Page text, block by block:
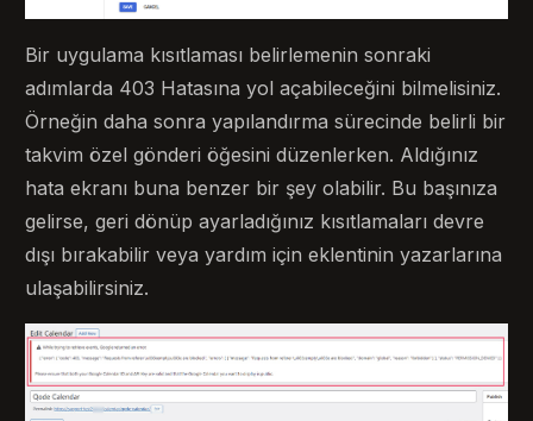
Bir uygulama kısıtlaması belirlemenin sonraki
adımlarda 403 Hatasına yol açabileceğini bilmelisiniz.
Örneğin daha sonra yapılandırma sürecinde belirli bir
takvim özel gönderi öğesini düzenlerken. Aldığınız
hata ekranı buna benzer bir şey olabilir. Bu başınıza
gelirse, geri dönüp ayarladığınız kısıtlamaları devre
dışı bırakabilir veya yardım için eklentinin yazarlarına
ulaşabilirsiniz.